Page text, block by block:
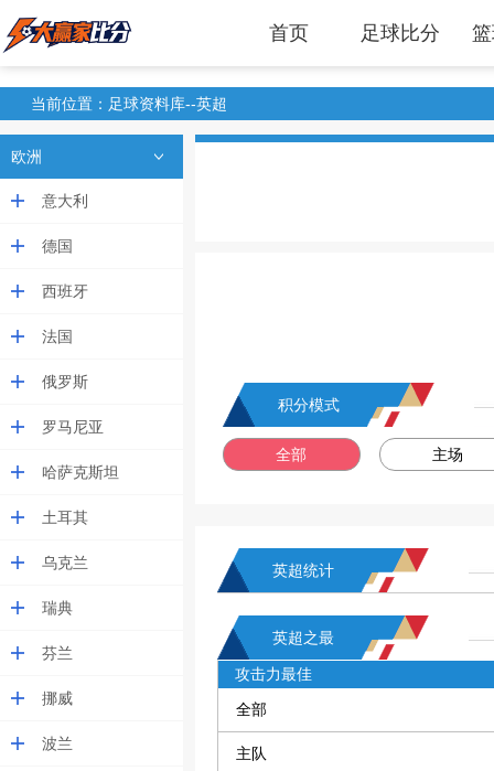
首页 足球比分
当前位置：足球资料库--英超
欧洲
意大利
德国
西班牙
法国
俄罗斯
罗马尼亚
哈萨克斯坦
土耳其
乌克兰
瑞典
芬兰
挪威
波兰
积分模式
全部 主场
英超统计
英超之最
攻击力最佳
全部
主队